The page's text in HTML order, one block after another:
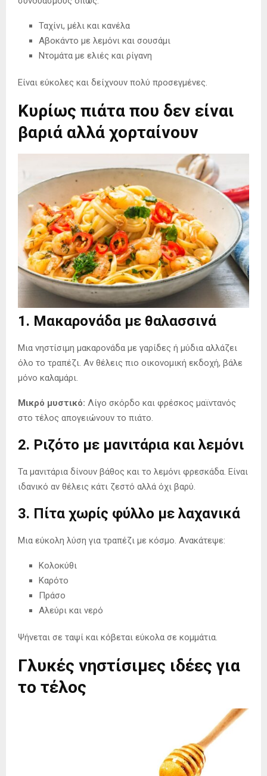
Ταχίνι, μέλι και κανέλα
Αβοκάντο με λεμόνι και σουσάμι
Ντομάτα με ελιές και ρίγανη
Είναι εύκολες και δείχνουν πολύ προσεγμένες.
Κυρίως πιάτα που δεν είναι
βαριά αλλά χορταίνουν
1. Μακαρονάδα με θαλασσινά
Μια νηστίσιμη μακαρονάδα με γαρίδες ή μύδια αλλάζει
όλο το τραπέζι. Αν θέλεις πιο οικονομική εκδοχή, βάλε
μόνο καλαμάρι.
Μικρό μυστικό: Λίγο σκόρδο και φρέσκος μαϊντανός
στο τέλος απογειώνουν το πιάτο.
2. Ριζότο με μανιτάρια και λεμόνι
Τα μανιτάρια δίνουν βάθος και το λεμόνι φρεσκάδα. Είναι
ιδανικό αν θέλεις κάτι ζεστό αλλά όχι βαρύ.
3. Πίτα χωρίς φύλλο με λαχανικά
Μια εύκολη λύση για τραπέζι με κόσμο. Ανακάτεψε:
Κολοκύθι
Καρότο
Πράσο
Αλεύρι και νερό
Ψήνεται σε ταψί και κόβεται εύκολα σε κομμάτια.
Γλυκές νηστίσιμες ιδέες για
το τέλος